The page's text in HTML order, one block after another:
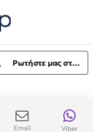
Email Viber
Ρωτήστε μας στο Viber